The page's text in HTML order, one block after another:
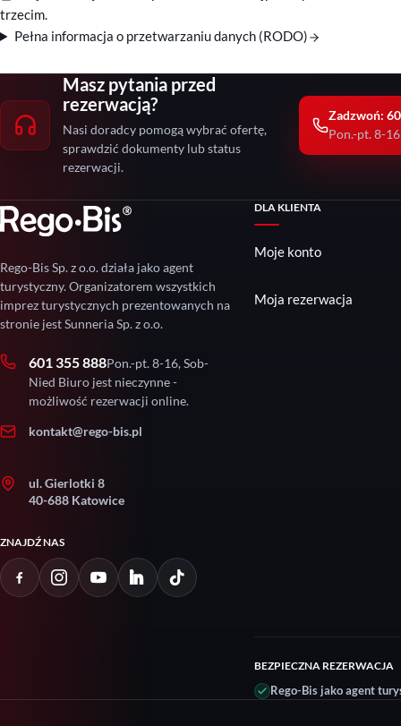
trzecim.
Pełna informacja o przetwarzaniu danych (RODO)
Masz pytania przed
rezerwacją?
Nasi doradcy pomogą wybrać ofertę,
sprawdzić dokumenty lub status
rezerwacji.
Zadzwoń:
Pon.-pt. 8-16
Rego-Bis Sp. z o.o. działa jako agent
turystyczny. Organizatorem wszystkich
imprez turystycznych prezentowanych na
stronie jest Sunneria Sp. z o.o.
601 355 888Pon.-pt. 8-16, Sob-
Nied Biuro jest nieczynne -
możliwość rezerwacji online.
kontakt@rego-bis.pl
ul. Gierlotki 8
40-688 Katowice
ZNAJDŹ NAS
DLA KLIENTA
Moje konto
Moja rezerwacja
BEZPIECZNA REZERWACJA
Rego-Bis jako agent